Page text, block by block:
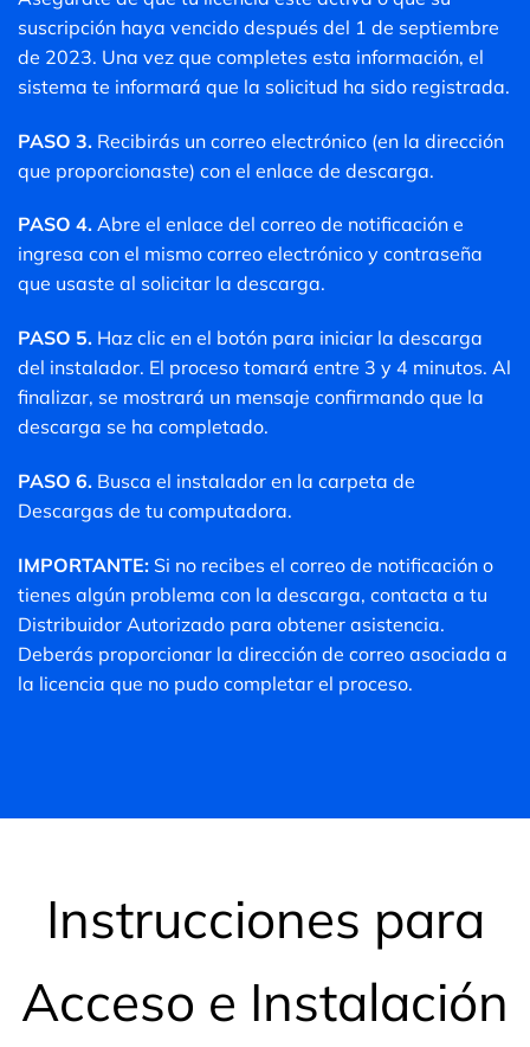
suscripción haya vencido después del 1 de septiembre
de 2023. Una vez que completes esta información, el
sistema te informará que la solicitud ha sido registrada.
PASO 3. Recibirás un correo electrónico (en la dirección
que proporcionaste) con el enlace de descarga.
PASO 4. Abre el enlace del correo de notificación e
ingresa con el mismo correo electrónico y contraseña
que usaste al solicitar la descarga.
PASO 5. Haz clic en el botón para iniciar la descarga
del instalador. El proceso tomará entre 3 y 4 minutos. Al
finalizar, se mostrará un mensaje confirmando que la
descarga se ha completado.
PASO 6. Busca el instalador en la carpeta de
Descargas de tu computadora.
IMPORTANTE: Si no recibes el correo de notificación o
tienes algún problema con la descarga, contacta a tu
Distribuidor Autorizado para obtener asistencia.
Deberás proporcionar la dirección de correo asociada a
la licencia que no pudo completar el proceso.
Instrucciones para
Acceso e Instalación